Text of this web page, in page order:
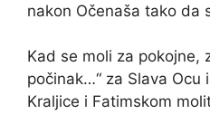
nakon Očenaša tako da
Kad se moli za pokojne,
počinak…“ za Slava Ocu
Kraljice i Fatimskom